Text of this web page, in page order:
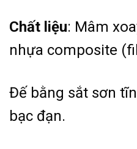
Chất liệu: Mâm
nhựa composite
Đế bằng sắt sơn
bạc đạn.